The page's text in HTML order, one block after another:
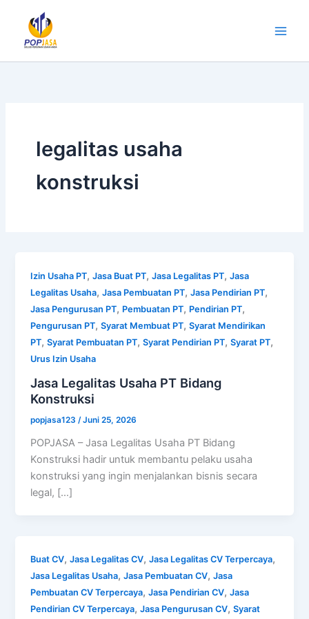
konten
legalitas usaha
konstruksi
Izin Usaha PT,Jasa Buat PT,Jasa Legalitas PT,Jasa
Legalitas Usaha,Jasa Pembuatan PT,Jasa Pendirian PT,
Jasa Pengurusan PT, Pembuatan PT, Pendirian PT,
Pengurusan PT,Syarat Membuat PT,Syarat Mendirikan
PT,Syarat Pembuatan PT,Syarat Pendirian PT,Syarat PT,
Urus Izin Usaha
Jasa Legalitas Usaha PT Bidang
Konstruksi
popjasa123 /Juni 25, 2026
POPJASA – Jasa Legalitas Usaha PT Bidang
Konstruksi hadir untuk membantu pelaku usaha
konstruksi yang ingin menjalankan bisnis secara
legal, […]
Buat CV,Jasa Legalitas CV,Jasa Legalitas CV Terpercaya,
Jasa Legalitas Usaha,Jasa Pembuatan CV,Jasa
Pembuatan CV Terpercaya,Jasa Pendirian CV,Jasa
Pendirian CV Terpercaya,Jasa Pengurusan CV,Syarat